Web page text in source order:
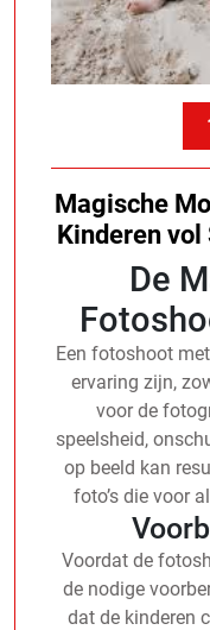
Magische
Kinderen vol
De
Een fotoshoot
ervaring zijn,
voor de
speelsheid,
op beeld kan
foto’s die voor
Voordat de
de nodige
dat de kinderen